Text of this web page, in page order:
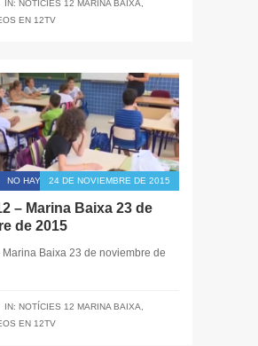
IN: NOTÍCIES 12 MARINA BAIXA,
EN 12TV
NO HAY COMENTARIOS
24 DE NOVIEMBRE DE 2015
– Marina Baixa 23 de
de 2015
Baixa 23 de noviembre de
IN: NOTÍCIES 12 MARINA BAIXA
EN 12TV